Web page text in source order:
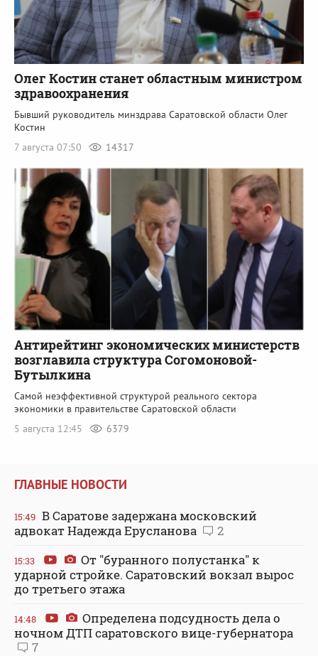
Олег Костин станет областным министром
здравоохранения
Бывший руководитель минздрава Саратовской области Олег
Костин
7 августа 07:50
14317
Антирейтинг экономических министерств
возглавила структура Согомоновой-
Бутылкина
Самой неэффективной структурой реального сектора
экономики в правительстве Саратовской области
5 августа 12:45
6379
ГЛАВНЫЕ НОВОСТИ
15:49 В Саратове задержана московский
адвокат Надежда Ерусланова
2
15:33
От "буранного полустанка" к
ударной стройке. Саратовский вокзал вырос
до третьего этажа
14:48
Определена подсудность дела о
ночном ДТП саратовского вице-губернатора
7